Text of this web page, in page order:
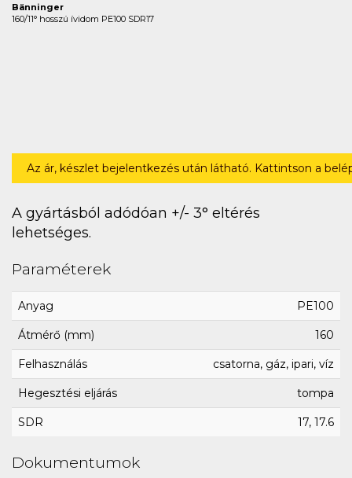
Bänninger
160/11° hosszú ívidom PE100 SDR17
Az ár, készlet bejelentkezés után látható. Kattintson a
A gyártásból adódóan +/- 3° eltérés
lehetséges.
Paraméterek
Anyag PE100
Átmérő (mm) 160
Felhasználás csatorna, gáz, ipari, víz
Hegesztési eljárás tompa
SDR 17, 17.6
Dokumentumok